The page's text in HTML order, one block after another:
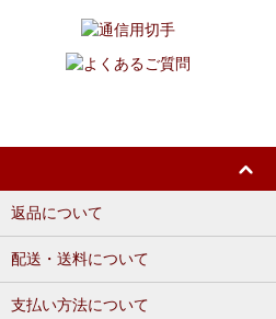
返品について
配送・送料について
支払い方法について